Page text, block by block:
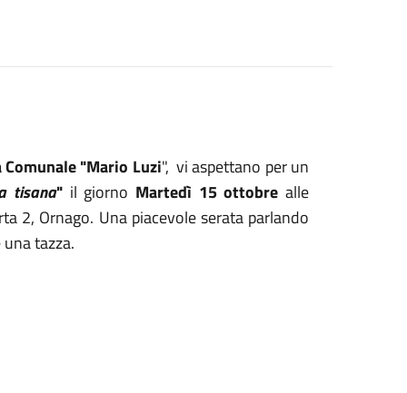
"Mario Luzi", vi aspettano per un
tisana"il giorno Martedì 15 ottobre alle
2, Ornago. Una piacevole serata parlando
tazza.